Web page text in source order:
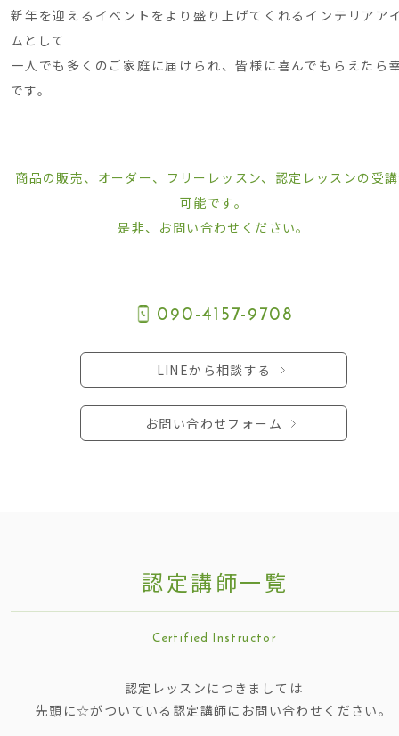
新年を迎えるイベントをより盛り上げてくれるインテリアア
ムとして
一人でも多くのご家庭に届けられ、皆様に喜んでもらえたら
です。
商品の販売、オーダー、フリーレッスン、認定レッスンの受
可能です。
是非、お問い合わせください。
090-4157-9708
LINEから相談する
お問い合わせフォーム
認定講師一 覧
Certified Instructor
認定レッスンにつきましては
先頭に☆がついている認定講師にお問い合わせください。